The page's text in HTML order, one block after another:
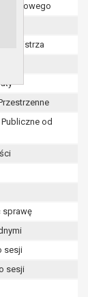
bankowego
Burmistrza
od
sprawę
sesji
sesji